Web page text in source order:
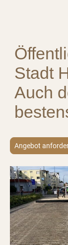
Stadt
Auch
Angebot